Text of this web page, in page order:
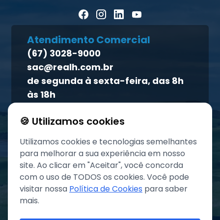
Direito dos titulares
Política de qualidade
Atendimento ao titular
Canal de ética
Blog Pecuária Forte
Homeopet
Atendimento Comercial
(67) 3028-9000
sac@realh.com.br
de segunda à sexta-feira, das 8h
às 18h
🍪 Utilizamos cookies
Utilizamos cookies e tecnologias semelhantes
para melhorar a sua experiência em nosso
site. Ao clicar em "Aceitar", você concorda
com o uso de TODOS os cookies. Você pode
visitar nossa Política de Cookies para saber
mais.